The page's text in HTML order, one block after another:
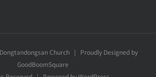
Church | Proudly Designed by
GoodBoomSquare